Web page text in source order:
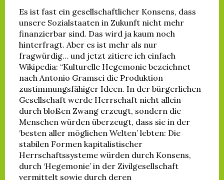
Es ist fast ein gesellschaftlicher Konsens, dass
unsere Sozialstaaten in Zukunft nicht mehr
finanzierbar sind. Das wird ja kaum noch
hinterfragt. Aber es ist mehr als nur
fragwürdig… und jetzt zitiere ich einfach
Wikipedia: “Kulturelle Hegemonie bezeichnet
nach Antonio Gramsci die Produktion
zustimmungsfähiger Ideen. In der bürgerlichen
Gesellschaft werde Herrschaft nicht allein
durch bloßen Zwang erzeugt, sondern die
Menschen würden überzeugt, dass sie in der
‘besten aller möglichen Welten’ lebten: Die
stabilen Formen kapitalistischer
Herrschaftssysteme würden durch Konsens,
durch ‘Hegemonie’ in der Zivilgesellschaft
vermittelt sowie durch deren